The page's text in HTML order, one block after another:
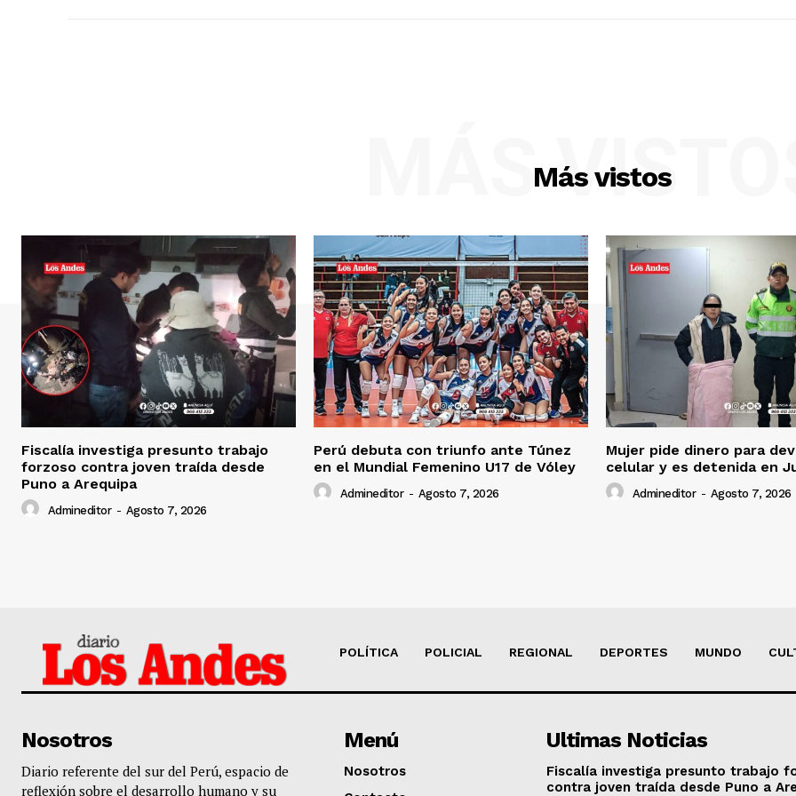
Más vistos
MÁS
Fiscalía investiga presunto trabajo
forzoso contra joven traída desde
Puno a Arequipa
Admineditor - Agosto 7, 2026
Perú debuta con triunfo ante Túnez
en el Mundial Femenino U17 de Vóley
Admineditor - Agosto 7, 2026
Mujer pide dinero para
celular y es detenida en
Admineditor - Agosto 7, 2026
POLÍTICA POLICIAL REGIONAL DEPORTES MUNDO
Nosotros
Diario referente del sur del Perú, espacio de
reflexión sobre el desarrollo humano y su
Menú
Nosotros
Ultimas Noticias
Fiscalía investiga presunto trabajo
contra joven traída desde Puno a